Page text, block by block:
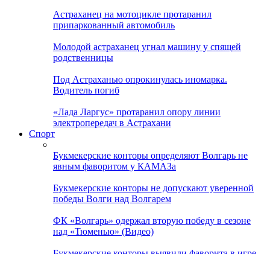
Астраханец на мотоцикле протаранил
припаркованный автомобиль
Молодой астраханец угнал машину у спящей
родственницы
Под Астраханью опрокинулась иномарка.
Водитель погиб
«Лада Ларгус» протаранил опору линии
электропередач в Астрахани
Спорт
Букмекерские конторы определяют Волгарь не
явным фаворитом у КАМАЗа
Букмекерские конторы не допускают уверенной
победы Волги над Волгарем
ФК «Волгарь» одержал вторую победу в сезоне
над «Тюменью» (Видео)